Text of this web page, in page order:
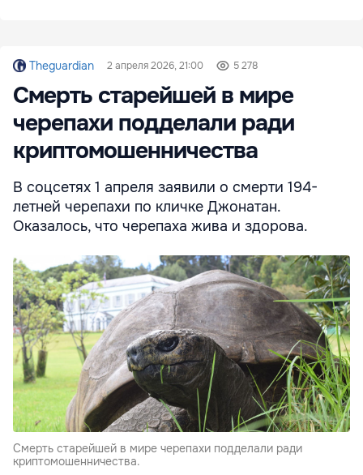
Theguardian 2 апреля 2026, 21:00 5 278
Смерть старейшей в мире
черепахи подделали ради
криптомошенничества
В соцсетях 1 апреля заявили о смерти 194-
летней черепахи по кличке Джонатан.
Оказалось, что черепаха жива и здорова.
Смерть старейшей в мире черепахи подделали ради
криптомошенничества.